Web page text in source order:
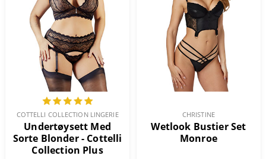
COTTELLI COLLECTION LINGERIE
Undertøysett Med
Sorte Blonder - Cottelli
Collection Plus
CHRISTINE
Wetlook Bustier Set
Monroe